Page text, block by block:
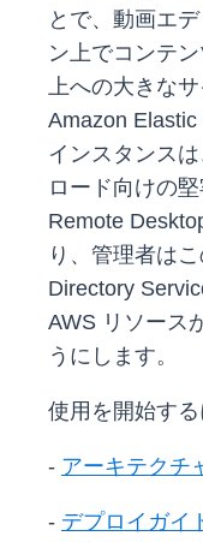
とで、動画エ
ン上でコンテ
上への大きなサ
Amazon
インスタンス
ロード向けの
Remote
り、管理者は
Directory
AWS リソース
うにします。
使用を開始する
- アーキテクチ
- デプロイガイ